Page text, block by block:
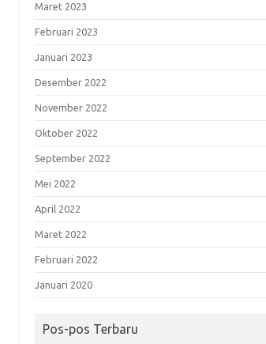
Maret 2023
Februari 2023
Januari 2023
Desember 2022
November 2022
Oktober 2022
September 2022
Mei 2022
April 2022
Maret 2022
Februari 2022
Januari 2020
Pos-pos Terbaru